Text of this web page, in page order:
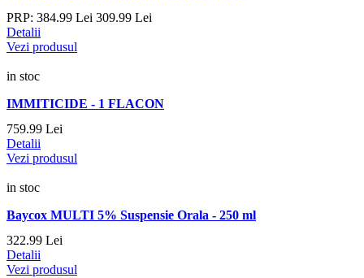
PRP: 384.99 Lei 309.99 Lei
Detalii
Vezi produsul
in stoc
IMMITICIDE - 1 FLACON
759.99 Lei
Detalii
Vezi produsul
in stoc
Baycox MULTI 5% Suspensie Orala - 250 ml
322.99 Lei
Detalii
Vezi produsul